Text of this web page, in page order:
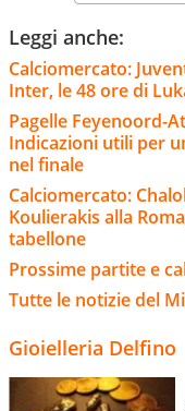
Leggi anche:
Calciomercato:
Inter, le 48 ore di
Pagelle Feyenoord-
Indicazioni utili per
nel finale
Calciomercato:
Koulierakis alla
tabellone
Prossime partite e
Tutte le notizie del
Gioielleria Delfino